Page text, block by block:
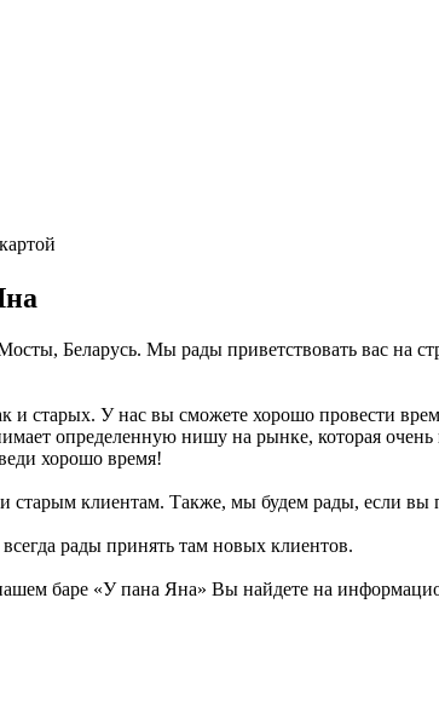
Беларусь. Мы рады приветствовать вас на
старых. У нас вы сможете хорошо провести
определенную нишу на рынке, которая
хорошо время!
клиентам. Также, мы будем рады, если вы
рады принять там новых клиентов.
баре «У пана Яна» Вы найдете на